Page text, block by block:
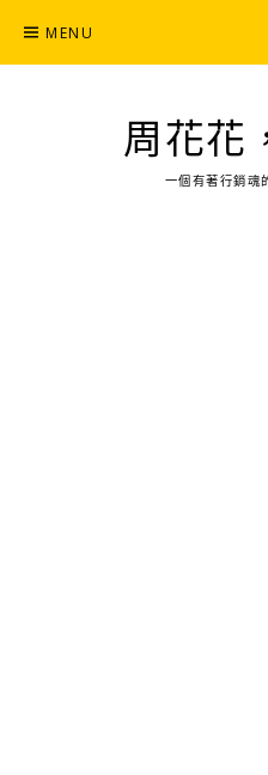
content
MENU
周花花
一個有著行銷魂